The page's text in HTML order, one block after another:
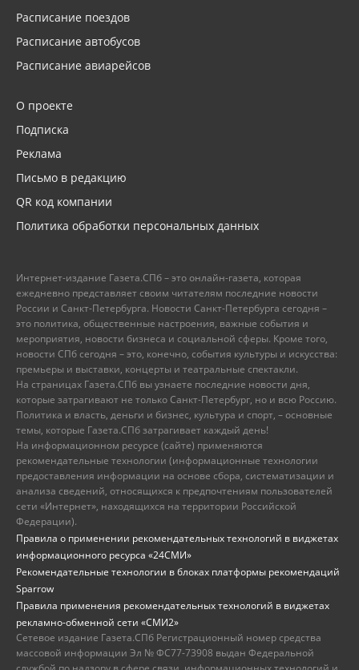
Расписание поездов
Расписание автобусов
Расписание авиарейсов
О проекте
Подписка
Реклама
Письмо в редакцию
QR код компании
Политика обработки персональных данных
Интернет-издание Газета.СПб – это онлайн-газета, которая
ежедневно представляет своим читателям последние новости
России и Санкт-Петербурга. Новости Санкт-Петербурга сегодня –
это политика, общественные настроения, важные события и
мероприятия, новости бизнеса и социальной сферы. Кроме того,
новости СПб сегодня – это, конечно, события культуры и искусства:
премьеры и выставки, концерты и театральные спектакли.
На страницах Газета.СПб вы узнаете последние новости дня,
которые затрагивают не только Санкт-Петербург, но и всю Россию.
Политика и власть, деньги и бизнес, культура и спорт, – основные
темы, которые Газета.СПб затрагивает каждый день!
На информационном ресурсе (сайте) применяются
рекомендательные технологии (информационные технологии
предоставления информации на основе сбора, систематизации и
анализа сведений, относящихся к предпочтениям пользователей
сети «Интернет», находящихся на территории Российской
Федерации).
Правила о применении рекомендательных технологий в виджетах
информационного ресурса «24СМИ»
Рекомендательные технологии в блоках платформы рекомендаций
Sparrow
Правила применения рекомендательных технологий в виджетах
рекламно-обменной сети «СМИ2»
Сетевое издание Газета.СПб Регистрационный номер средства
массовой информации Эл № ФС77-73908 выдан Федеральной